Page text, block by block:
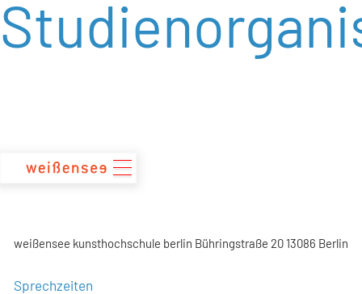
zum
Inhalt
weißensee kunsthochschule berlin Bühringstraße 20 13086 Berlin
Sprechzeiten